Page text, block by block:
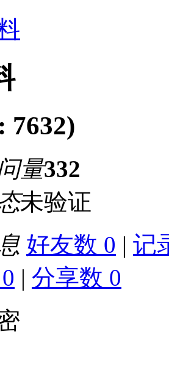
7632)
量332
未验证
好友数 0 | 记
| 分享数 0